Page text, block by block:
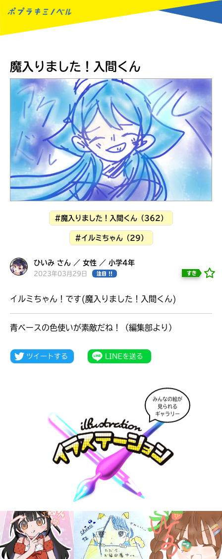
読みたい本が
見つかる
本を飛び出して
みんなとおしゃべり
できる掲示板
魔入りました！入間くん
#魔入りました！入間くん（362）
#イルミちゃん（29）
ひいみ さん ／ 女性 ／ 小学4年
2023年03月29日 注目 !! すき
イルミちゃん！です(魔入りました！入間くん)
青ベースの色使いが素敵だね！（編集部より）
みんなの絵が
見られる
ギャラリー